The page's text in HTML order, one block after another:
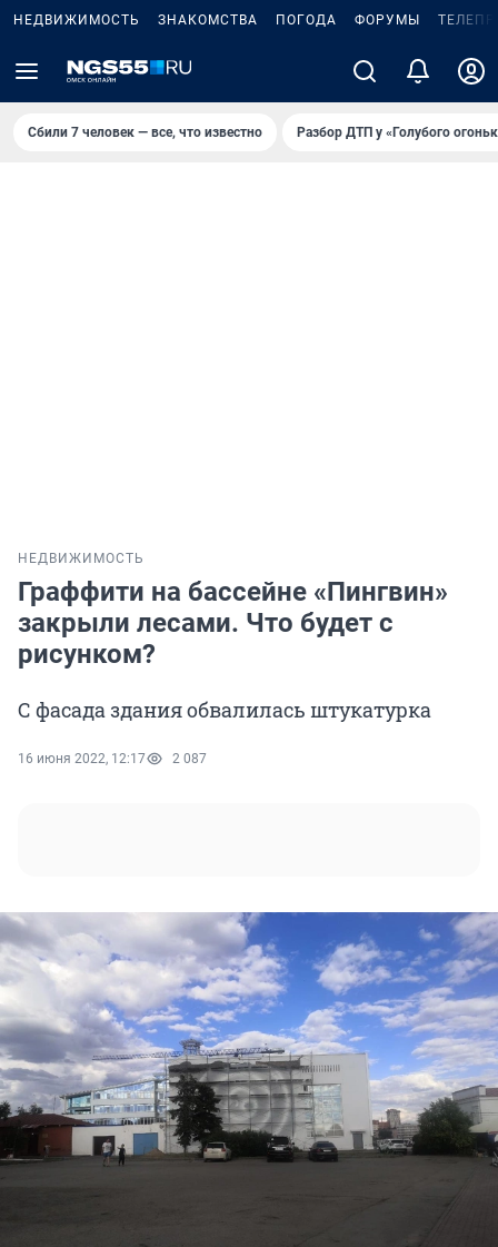
НЕДВИЖИМОСТЬ ЗНАКОМСТВА ПОГОДА ФОРУМЫ
Сбили 7 человек — все, что известно Разбор ДТП у «Голубого
НЕДВИЖИМОСТЬ
Граффити на бассейне «Пингвин»
закрыли лесами. Что будет с
рисунком?
С фасада здания обвалилась штукатурка
16 июня 2022, 12:17 2 087